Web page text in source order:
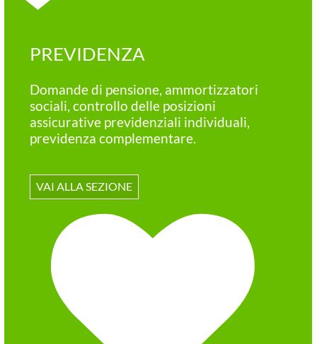
individuali,
Denunce di infortunio sul
malattia professionale;
medico legale per il
prestazioni previste dalle